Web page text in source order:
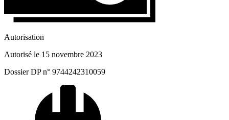
Autorisation
Autorisé le 15 novembre 2023
Dossier DP n° 9744242310059